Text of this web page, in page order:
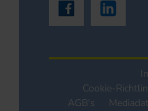
Cookie-
AGB's